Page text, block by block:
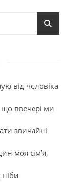
від чоловіка
що ввечері ми
звичайні
моя сім’я,
ніби